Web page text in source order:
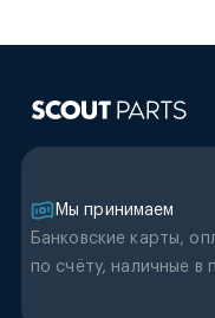
Мы принимаем
Банковские карты,
по счёту, наличные в